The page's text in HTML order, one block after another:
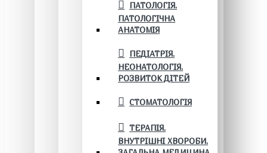
ПАТОЛОГІЯ.
ПАТОЛОГІЧНА
АНАТОМІЯ
ПЕДІАТРІЯ.
НЕОНАТОЛОГІЯ.
РОЗВИТОК ДІТЕЙ
СТОМАТОЛОГІЯ
ТЕРАПІЯ.
ВНУТРІШНІ ХВОРОБИ.